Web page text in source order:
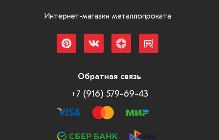
Интернет-магазин металлопроката
Обратная связь
+7 (916) 579-69-43